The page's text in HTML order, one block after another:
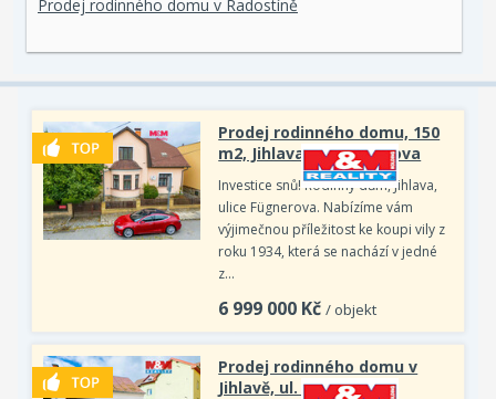
Prodej rodinného domu v Radostíně
Prodej rodinného domu, 150
m2, Jihlava, ul. Fügnerova
Investice snů! Rodinný dům, Jihlava,
ulice Fügnerova. Nabízíme vám
výjimečnou příležitost ke koupi vily z
roku 1934, která se nachází v jedné
z…
6 999 000 Kč / objekt
Prodej rodinného domu v
Jihlavě, ul. Úvoz